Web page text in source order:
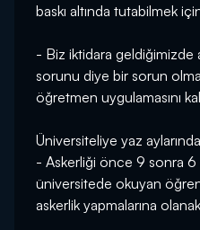
baskı altında tutabilmek
- Biz iktidara
sorunu diye bir sorun
öğretmen uygulamasını
Üniversiteliye yaz
- Askerliği önce 9 sonra
üniversitede okuyan
askerlik yapmalarına